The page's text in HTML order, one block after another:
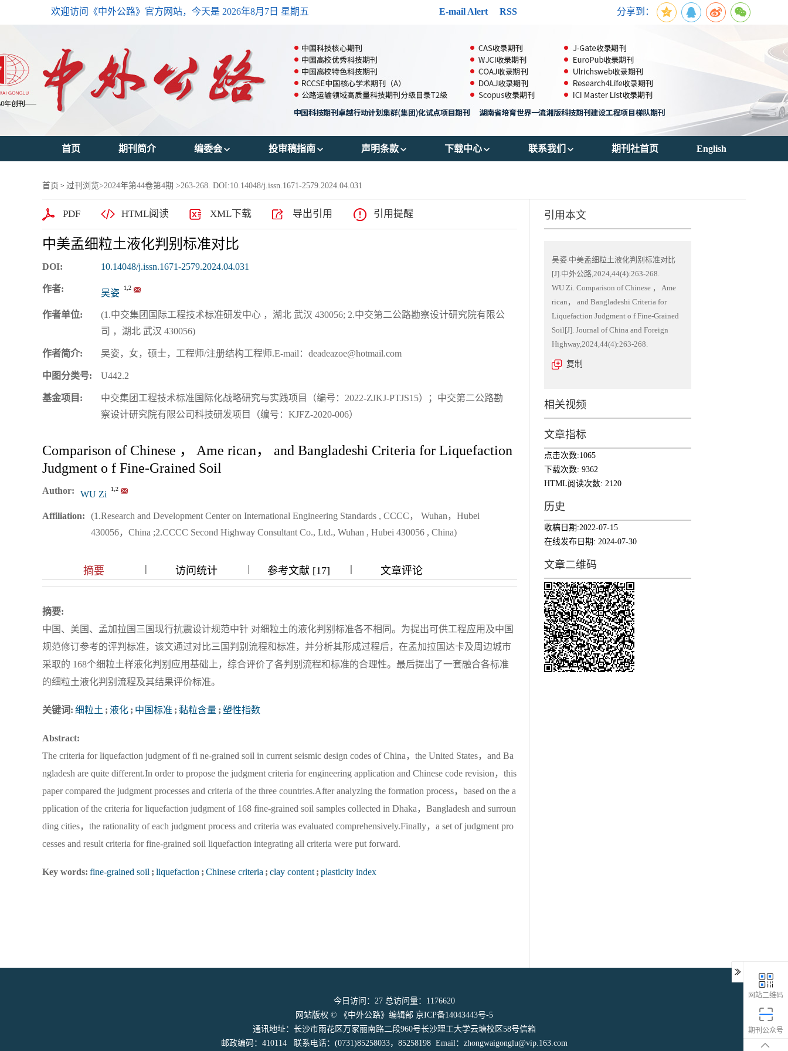
欢迎访问《中外公路》官方网站，今天是 2026年8月7日 星期五 分享到：
E-mail Alert RSS
首页 期刊简介 编委会
编委会主任
投审稿指南
投稿须知
声明条款
OA政策
下载中心
参考文献格式
联系我们
联系方式
期刊社首页 English
首页 > 过刊浏览>2024年第44卷第4期 >263-268. DOI:10.14048/j.issn.1671-2579.2024.04.031
PDF HTML阅读 XML下载 导出引用 引用提醒
中美孟细粒土液化判别标准对比
DOI: 10.14048/j.issn.1671-2579.2024.04.031
作者: 吴姿
1,2
作者单位:
(1.中交集团国际工程技术标准研发中心 ，湖北 武汉 430056; 2.中交第二公路勘察设计研究院有限公
司 ，湖北 武汉 430056)
作者简介: 吴姿，女，硕士，工程师/注册结构工程师.E-mail：deadeazoe@hotmail.com
中图分类号: U442.2
基金项目:
中交集团工程技术标准国际化战略研究与实践项目（编号：2022-ZJKJ-PTJS15）；中交第二公路勘
察设计研究院有限公司科技研发项目（编号：KJFZ-2020-006）
Comparison of Chinese ， Ame rican， and Bangladeshi Criteria for Liquefaction
Judgment o f Fine‑Grained Soil
Author: WU Zi
1,2
Affiliation:
(1.Research and Development Center on International Engineering Standards , CCCC， Wuhan，Hubei
430056，China ;2.CCCC Second Highway Consultant Co., Ltd., Wuhan , Hubei 430056 , China)
摘要 || 访问统计 | 参考文献 [17] |||| 文章评论
摘要:
中国、美国、孟加拉国三国现行抗震设计规范中针 对细粒土的液化判别标准各不相同。为提出可供工程应用及中国
规范修订参考的评判标准，该文通过对比三国判别流程和标准，并分析其形成过程后，在孟加拉国达卡及周边城市
采取的 168个细粒土样液化判别应用基础上，综合评价了各判别流程和标准的合理性。最后提出了一套融合各标准
的细粒土液化判别流程及其结果评价标准。
关键词: 细粒土 ; 液化 ; 中国标准 ; 黏粒含量 ; 塑性指数
Abstract:
The criteria for liquefaction judgment of fi ne-grained soil in current seismic design codes of China，the United States，and Ba
ngladesh are quite different.In order to propose the judgment criteria for engineering application and Chinese code revision，this
paper compared the judgment processes and criteria of the three countries.After analyzing the formation process，based on the a
pplication of the criteria for liquefaction judgment of 168 fine-grained soil samples collected in Dhaka，Bangladesh and surroun
ding cities，the rationality of each judgment process and criteria was evaluated comprehensively.Finally，a set of judgment pro
cesses and result criteria for fine-grained soil liquefaction integrating all criteria were put forward.
Key words: fine-grained soil ; liquefaction ; Chinese criteria ; clay content ; plasticity index
引用本文
吴姿.中美孟细粒土液化判别标准对比
[J].中外公路,2024,44(4):263-268.
WU Zi. Comparison of Chinese ， Ame
rican， and Bangladeshi Criteria for
Liquefaction Judgment o f Fine‑Grained
Soil[J]. Journal of China and Foreign
Highway,2024,44(4):263-268.
复制
相关视频
文章指标
点击次数:1065
下载次数: 9362
HTML阅读次数: 2120
历史
收稿日期:2022-07-15
在线发布日期: 2024-07-30
文章二维码
今日访问： 27总访问量： 1176620
网站版权 © 《中外公路》编辑部 京ICP备14043443号-5
通讯地址：长沙市雨花区万家丽南路二段960号长沙理工大学云塘校区58号信箱
邮政编码：410114 联系电话：(0731)85258033，85258198 Email：zhongwaigonglu@vip.163.com
网站二维码
期刊公众号